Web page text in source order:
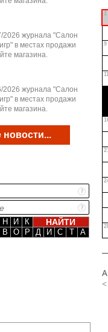
2026 журнала "Салон
в местах продажи
магазина.
2026 журнала "Салон
в местах продажи
магазина.
новости...
Н И
К
В О Р Д И С Т А
1
9
<